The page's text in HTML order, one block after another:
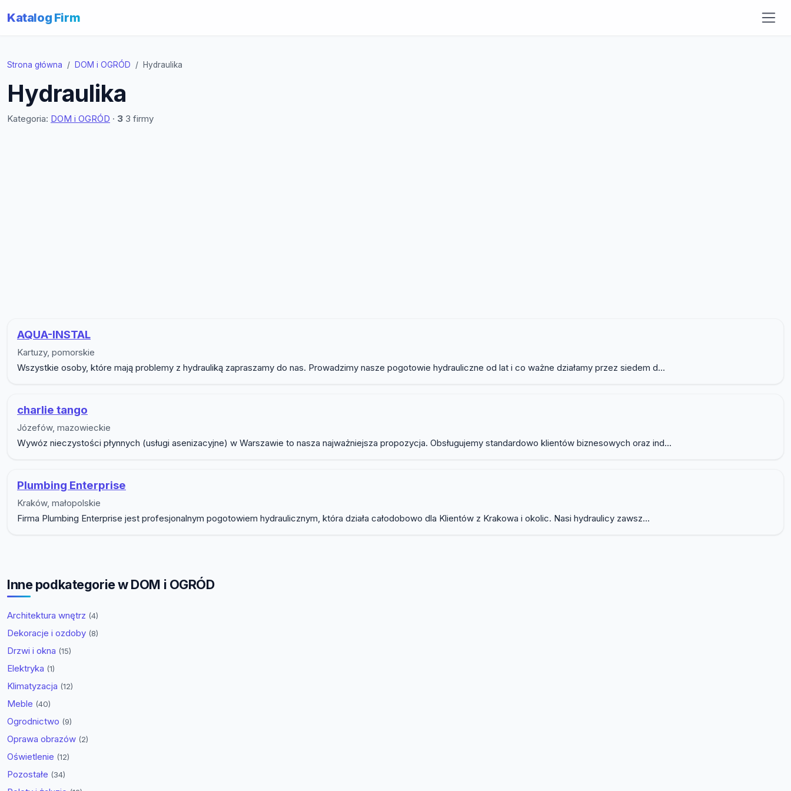
Katalog Firm
Strona główna DOM i OGRÓD Hydraulika
Hydraulika
Kategoria: DOM i OGRÓD · 3 3 firmy
AQUA-INSTAL
Kartuzy, pomorskie
Wszystkie osoby, które mają problemy z hydrauliką zapraszamy do nas. Prowadzimy nasze pogotowie hydrauliczne od lat i co ważne działamy przez siedem d...
charlie tango
Józefów, mazowieckie
Wywóz nieczystości płynnych (usługi asenizacyjne) w Warszawie to nasza najważniejsza propozycja. Obsługujemy standardowo klientów biznesowych oraz ind...
Plumbing Enterprise
Kraków, małopolskie
Firma Plumbing Enterprise jest profesjonalnym pogotowiem hydraulicznym, która działa całodobowo dla Klientów z Krakowa i okolic. Nasi hydraulicy zawsz...
Inne podkategorie w DOM i OGRÓD
Architektura wnętrz (4)
Dekoracje i ozdoby (8)
Drzwi i okna (15)
Elektryka (1)
Klimatyzacja (12)
Meble (40)
Ogrodnictwo (9)
Oprawa obrazów (2)
Oświetlenie (12)
Pozostałe (34)